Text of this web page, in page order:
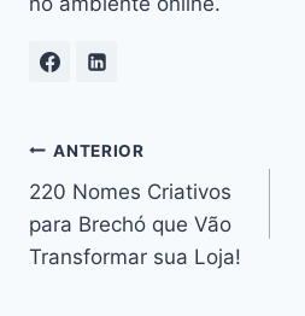
Navegação
de
Post
ANTERIOR
220 Nomes Criativos
para Brechó que Vão
Transformar sua Loja!